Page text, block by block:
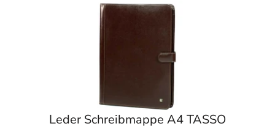
Leder Schreibmappe A4 TASSO